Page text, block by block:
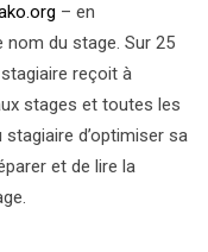
– en
nom du stage. Sur 25
reçoit à
stages et toutes les
d’optimiser sa
et de lire la